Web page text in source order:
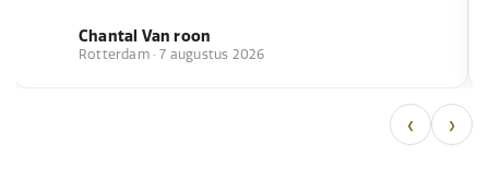
Chantal Van roon
Rotterdam · 7 augustus 2026
‹ ›